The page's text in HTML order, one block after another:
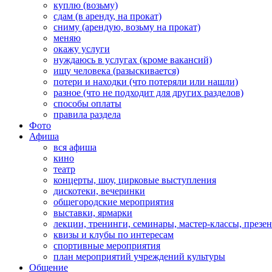
куплю (возьму)
сдам (в аренду, на прокат)
сниму (арендую, возьму на прокат)
меняю
окажу услуги
нуждаюсь в услугах (кроме вакансий)
ищу человека (разыскивается)
потери и находки (что потеряли или нашли)
разное (что не подходит для других разделов)
способы оплаты
правила раздела
Фото
Афиша
вся афиша
кино
театр
концерты, шоу, цирковые выступления
дискотеки, вечеринки
общегородские мероприятия
выставки, ярмарки
лекции, тренинги, семинары, мастер-классы,
квизы и клубы по интересам
спортивные мероприятия
план мероприятий учреждений культуры
Общение